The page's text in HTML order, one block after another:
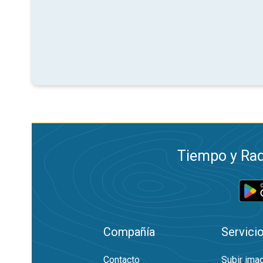
Tiempo y
Compañía
Contacto Subir